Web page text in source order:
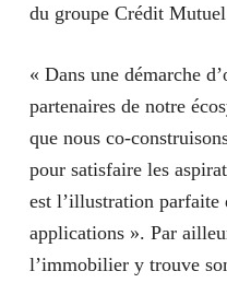
du groupe Crédit
« Dans une démarche
partenaires de notre
que nous co-
pour satisfaire les
est l’illustration parfaite
applications ». Par
l’immobilier y trouve